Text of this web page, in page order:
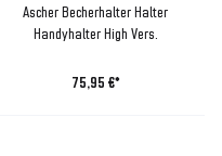
Ascher Becherhalter Halter
Handyhalter High Vers.
75,95 €*